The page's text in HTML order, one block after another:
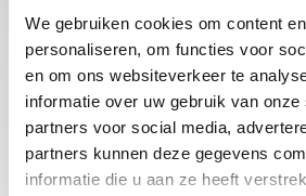
We gebruiken cookies om content
personaliseren, om functies voor
en om ons websiteverkeer te
informatie over uw gebruik van onze
partners voor social media,
partners kunnen deze gegevens
informatie die u aan ze heeft